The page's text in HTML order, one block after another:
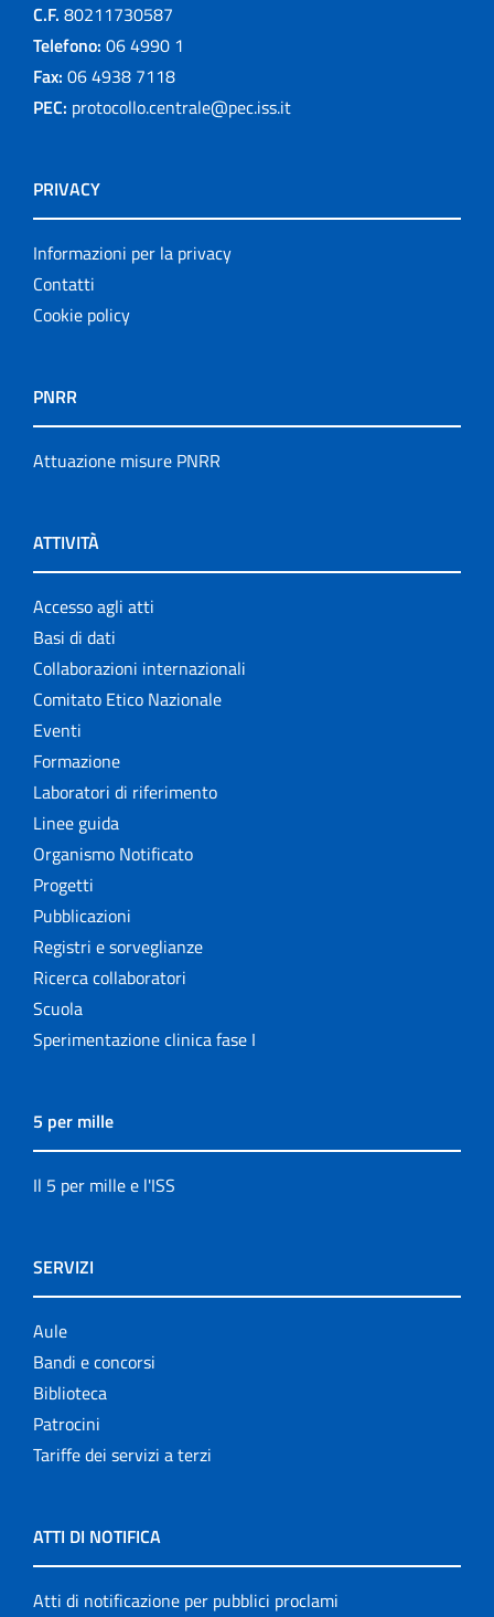
C.F. 80211730587
Telefono: 06 4990 1
Fax: 06 4938 7118
PEC: protocollo.centrale@pec.iss.it
PRIVACY
Informazioni per la privacy
Contatti
Cookie policy
PNRR
Attuazione misure PNRR
ATTIVITÀ
Accesso agli atti
Basi di dati
Collaborazioni internazionali
Comitato Etico Nazionale
Eventi
Formazione
Laboratori di riferimento
Linee guida
Organismo Notificato
Progetti
Pubblicazioni
Registri e sorveglianze
Ricerca collaboratori
Scuola
Sperimentazione clinica fase I
5 per mille
Il 5 per mille e l'ISS
SERVIZI
Aule
Bandi e concorsi
Biblioteca
Patrocini
Tariffe dei servizi a terzi
ATTI DI NOTIFICA
Atti di notificazione per pubblici proclami